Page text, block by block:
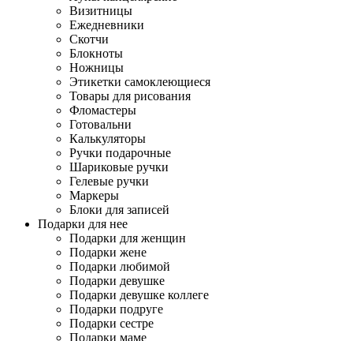
Визитницы
Ежедневники
Скотчи
Блокноты
Ножницы
Этикетки самоклеющиеся
Товары для рисования
Фломастеры
Готовальни
Калькуляторы
Ручки подарочные
Шариковые ручки
Гелевые ручки
Маркеры
Блоки для записей
Подарки для нее
Подарки для женщин
Подарки жене
Подарки любимой
Подарки девушке
Подарки девушке коллеге
Подарки подруге
Подарки сестре
Подарки маме